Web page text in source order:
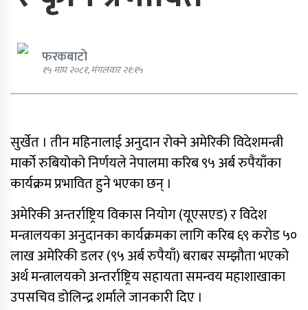
पार्टी शुद्धीकरण र पुनर्गठनका लागि
एमालेले प्रदेशबाट सुझाव सङ्कलन थाल्यो
पूर्व गृहमन्त्री गुरुङमाथि छानबिन गर्न
गठित समितिले प्रतिवेदन सरकारलाई
बुझायो
फरकबाटो
१५ माघ २०८१, मंगलवार २१:१५
सुर्खेत । तीन महिनालाई अनुदान रोक्ने अमेरिकी विदेशमन्त्री
मार्को रुबियोको निर्णयले नेपालमा करिब ९५ अर्ब रुपैयाँका
कार्यक्रम प्रभावित हुने भएका छन् ।
अमेरिकी अन्तर्राष्ट्रिय विकास नियोग (यूएसएड) र विदेश
मन्त्रालयका अनुदानका कार्यक्रमका लागि करिब ६९ करोड ५०
लाख अमेरिकी डलर (९५ अर्ब रुपैयाँ) बराबर सम्झौता भएको
अर्थ मन्त्रालयको अन्तर्राष्ट्रिय सहायता समन्वय महाशाखाका
उपसचिव डोलिन्द्र शर्माले जानकारी दिए ।